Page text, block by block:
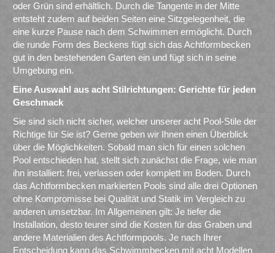
oder Grün sind erhältlich. Durch die Tangente in der Mitte
entsteht zudem auf beiden Seiten eine Sitzgelegenheit, die
eine kurze Pause nach dem Schwimmen ermöglicht. Durch
die runde Form des Beckens fügt sich das Achtformbecken
gut in den bestehenden Garten ein und fügt sich in seine
Umgebung ein.
Eine Auswahl aus acht Stilrichtungen: Gerichte für jeden
Geschmack
Sie sind sich nicht sicher, welcher unserer acht Pool-Stile der
Richtige für Sie ist? Gerne geben wir Ihnen einen Überblick
über die Möglichkeiten. Sobald man sich für einen solchen
Pool entschieden hat, stellt sich zunächst die Frage, wie man
ihn installiert: frei, verlassen oder komplett im Boden. Durch
das Achtformbecken markierten Pools sind alle drei Optionen
ohne Kompromisse bei Qualität und Statik im Vergleich zu
anderen umsetzbar. Im Allgemeinen gilt: Je tiefer die
Installation, desto teurer sind die Kosten für das Graben und
andere Materialien des Achtformpools. Je nach Ihrer
Entscheidung kann das Schwimmbecken mit acht Modellen